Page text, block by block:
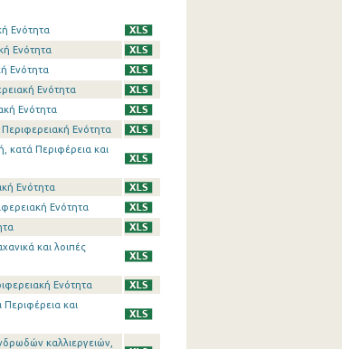
Ενότητα
Ενότητα
Ενότητα
Ενότητα
Ενότητα
Ενότητα
κατά Περιφέρεια και
Ενότητα
Ενότητα
και λοιπές
Ενότητα
και
καλλιεργειών,